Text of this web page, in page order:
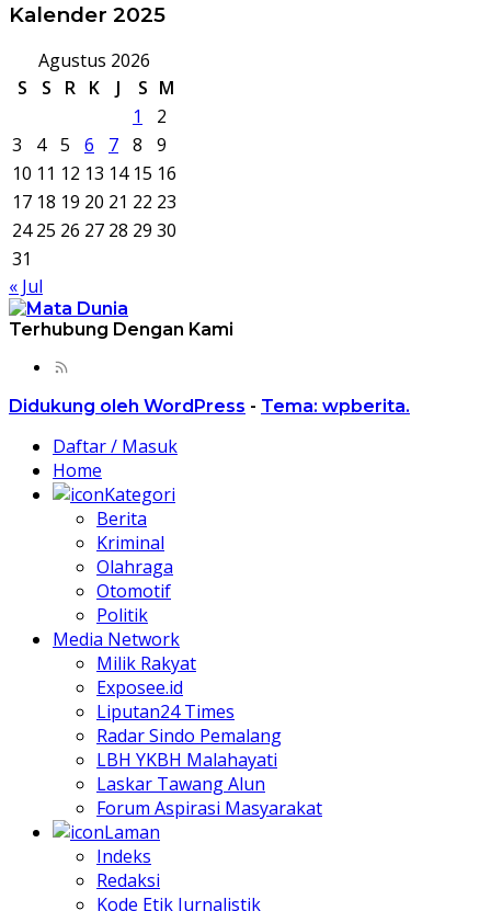
Kalender 2025
Agustus 2026
S
S R K J S M
1
2
3
4 5 6 7 8
9
10 11 12 13 14 15 16
17 18 19 20 21 22 23
24 25 26 27 28 29 30
31
« Jul
Terhubung Dengan Kami
Didukung oleh WordPress - Tema: wpberita.
Daftar / Masuk
Home
Kategori
Berita
Kriminal
Olahraga
Otomotif
Politik
Media Network
Milik Rakyat
Exposee.id
Liputan24 Times
Radar Sindo Pemalang
LBH YKBH Malahayati
Laskar Tawang Alun
Forum Aspirasi Masyarakat
Laman
Indeks
Redaksi
Kode Etik Jurnalistik